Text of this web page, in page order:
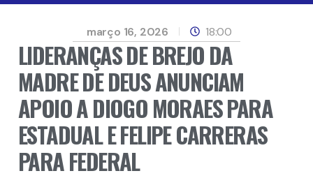
março 16, 2026 18:00
LIDERANÇAS DE BREJO DA
MADRE DE DEUS ANUNCIAM
APOIO A DIOGO MORAES PARA
ESTADUAL E FELIPE CARRERAS
PARA FEDERAL